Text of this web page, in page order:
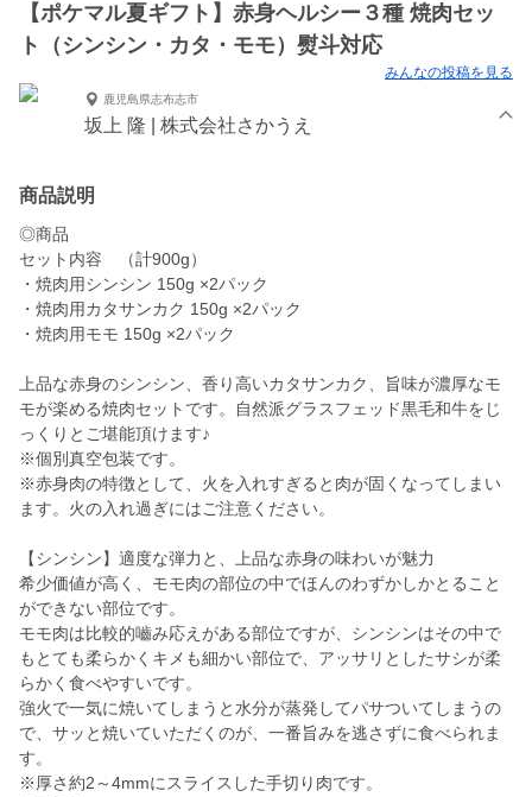
【ポケマル夏ギフト】赤身ヘルシー３種 焼肉セッ
ト（シンシン・カタ・モモ）熨斗対応
みんなの投稿を見る
鹿児島県志布志市
坂上 隆 | 株式会社さかうえ
商品説明
◎商品
セット内容 （計900g）
・焼肉用シンシン 150g ×2パック
・焼肉用カタサンカク 150g ×2パック
・焼肉用モモ 150g ×2パック
上品な赤身のシンシン、香り高いカタサンカク、旨味が濃厚なモ
モが楽める焼肉セットです。自然派グラスフェッド黒毛和牛をじ
っくりとご堪能頂けます♪
※個別真空包装です。
※赤身肉の特徴として、火を入れすぎると肉が固くなってしまい
ます。火の入れ過ぎにはご注意ください。
【シンシン】適度な弾力と、上品な赤身の味わいが魅力
希少価値が高く、モモ肉の部位の中でほんのわずかしかとること
ができない部位です。
モモ肉は比較的嚙み応えがある部位ですが、シンシンはその中で
もとても柔らかくキメも細かい部位で、アッサリとしたサシが柔
らかく食べやすいです。
強火で一気に焼いてしまうと水分が蒸発してパサついてしまうの
で、サッと焼いていただくのが、一番旨みを逃さずに食べられま
す。
※厚さ約2～4mmにスライスした手切り肉です。